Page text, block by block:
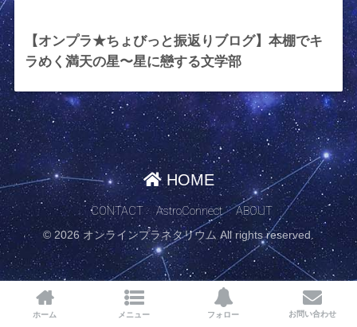
【オンプラ★ちょびっと振返りブログ】本棚でキ
ラめく満天の星〜星に戀する文学部
HOME
CONTACT AstroConnect ABOUT
© 2026 オンラインプラネタリウム All rights reserved.
ホーム メニュー フォロー お問い合わせ